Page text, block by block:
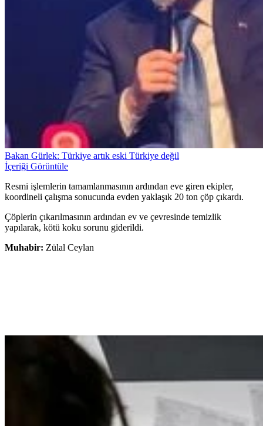
Bakan Gürlek: Türkiye artık eski Türkiye değil
İçeriği Görüntüle
Resmi işlemlerin tamamlanmasının ardından eve giren ekipler,
koordineli çalışma sonucunda evden yaklaşık 20 ton çöp çıkardı.
Çöplerin çıkarılmasının ardından ev ve çevresinde temizlik
yapılarak, kötü koku sorunu giderildi.
Muhabir: Zülal Ceylan